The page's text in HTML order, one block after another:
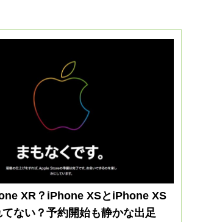
XR？iPhone XSとiPhone XS
ない？予約開始も静かな出足